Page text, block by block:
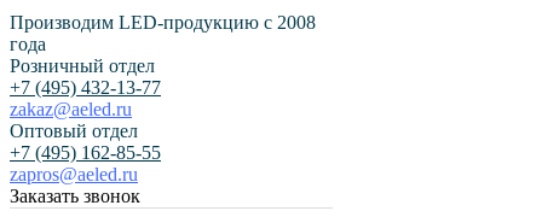
Производим LED-продукцию с 2008
года
Розничный отдел
+7 (495) 432-13-77
zakaz@aeled.ru
Оптовый отдел
+7 (495) 162-85-55
zapros@aeled.ru
Заказать звонок